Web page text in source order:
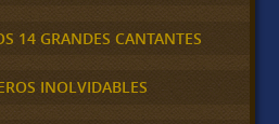
14 GRANDES CANTANTES
INOLVIDABLES